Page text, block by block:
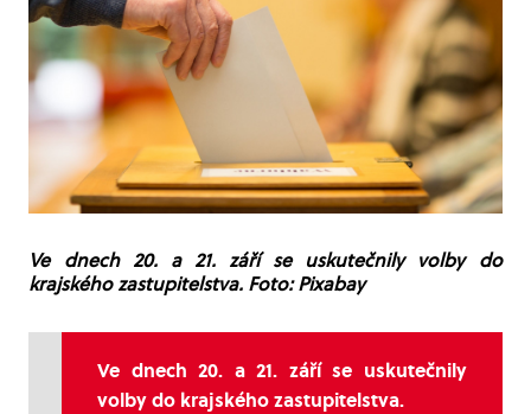
Ve dnech 20. a 21. září se uskutečnily volby do
krajského zastupitelstva. Foto: Pixabay
Ve dnech 20. a 21. září se uskutečnily
volby do krajského zastupitelstva.